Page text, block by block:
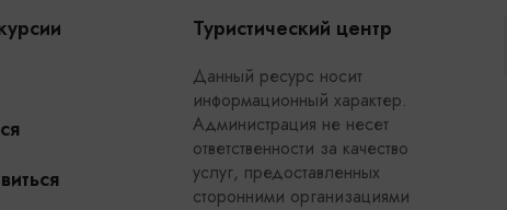
Туристический центр
Данный ресурс носит
информационный характер.
Администрация не несет
ответственности за качество
услуг, предоставленных
сторонними организациями